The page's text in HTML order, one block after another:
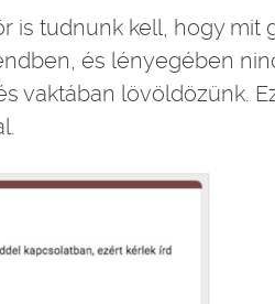
is tudnunk kell, hogy mit
és lényegében
vaktában lövöldözünk.